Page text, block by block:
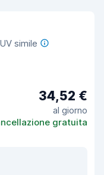
simile
34,52 €
al giorno
gratuita